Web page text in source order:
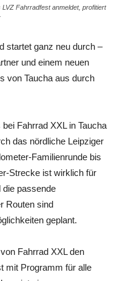
Fahrradfest anmeldet, profitiert
startet ganz neu durch –
und einem neuen
von Taucha aus durch
Fahrrad XXL in Taucha
das nördliche Leipziger
Familienrunde bis
Strecke ist wirklich für
die passende
Routen sind
geplant.
Fahrrad XXL den
mit Programm für alle